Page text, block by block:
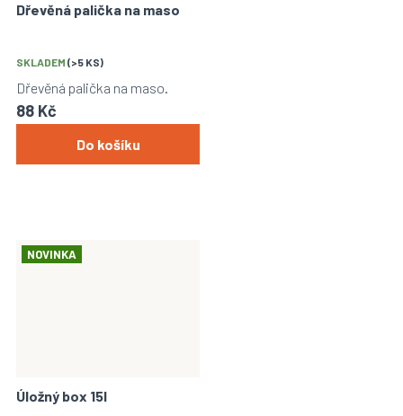
Dřevěná palička na maso
SKLADEM (>5 KS)
88 Kč
Do košíku
Dřevěná palička na maso.
NOVINKA
Úložný box 15l